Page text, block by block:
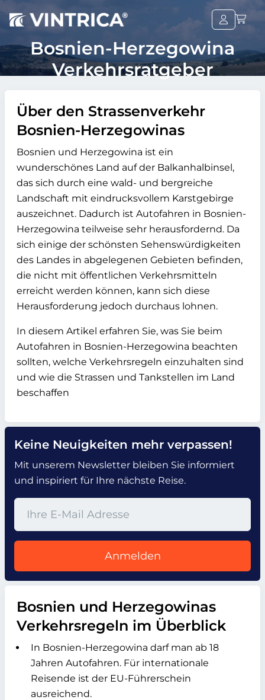
Bosnien-Herzegowina
Verkehrsratgeber
Über den Strassenverkehr
Bosnien-Herzegowinas
Bosnien und Herzegowina ist ein
wunderschönes Land auf der Balkanhalbinsel,
das sich durch eine wald- und bergreiche
Landschaft mit eindrucksvollem Karstgebirge
auszeichnet. Dadurch ist Autofahren in Bosnien-
Herzegowina teilweise sehr herausfordernd. Da
sich einige der schönsten Sehenswürdigkeiten
des Landes in abgelegenen Gebieten befinden,
die nicht mit öffentlichen Verkehrsmitteln
erreicht werden können, kann sich diese
Herausforderung jedoch durchaus lohnen.
In diesem Artikel erfahren Sie, was Sie beim
Autofahren in Bosnien-Herzegowina beachten
sollten, welche Verkehrsregeln einzuhalten sind
und wie die Strassen und Tankstellen im Land
beschaffen
Keine Neuigkeiten mehr verpassen!
Mit unserem Newsletter bleiben Sie informiert
und inspiriert für Ihre nächste Reise.
Anmelden
Bosnien und Herzegowinas
Verkehrsregeln im Überblick
In Bosnien-Herzegowina darf man ab 18
Jahren Autofahren. Für internationale
Reisende ist der EU-Führerschein
ausreichend.